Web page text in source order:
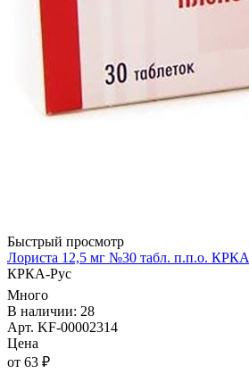
Быстрый просмотр
Лориста 12,5 мг №30 табл. п.п.о.
КРКА-Рус
Много
В наличии: 28
Арт. KF-00002314
Цена
от 63 ₽